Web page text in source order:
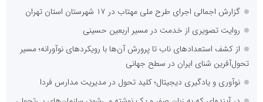
گزارش اجمالی اجرای طرح ملی مهتاب در ۱۷ شهرستان استان تهران
روایت تصویری از خدمت در مسیر اربعین حسینی
از کشف استعدادهای ناب تا پرورش آن‌ها با رویکردهای نوآورانه؛ مسیر
تحول‌آفرین شنای ایران در سطح جهانی
نوآوری و یادگیری دیجیتال؛ کلید تحول در مدیریت مدارس فردا